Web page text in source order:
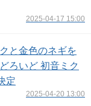
2025-04-17 15:00
と金色のネギを
ろいど 初音ミク
定
2025-04-20 13:00